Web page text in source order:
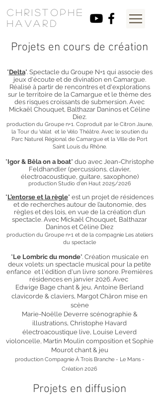
Christophe
HavarD
Projets en cours de création
"Delta". Spectacle du Groupe N+1 qui associe des
jeux d'écoute et de divination en Camargue.
Réalisé à partir de rencontres et d'explorations
sur le territoire de la Camargue et le thème des
des risques croissants de submersion. Avec
Mickaël Chouquet, Balthazar Daninos et Céline
Diez.
production du Groupe n+1. Coproduit par le Citron Jaune,
la Tour du Valat et le Vélo Théâtre. Avec le soutien du
Parc Naturel Régional de Camargue et la Ville de Port
Saint Louis du Rhône.
"Igor & Bêla on a boat" duo avec Jean-Christophe
Feldhandler (percussions, clavier,
électroacoustique, guitare, saxophone)
production Studio d'en Haut 2025/2026
​"L’entorse et la règle" est un projet de résidences
et de recherches autour de l’autonomie, des
règles et des lois, en vue de la création d’un
spectacle. Avec Mickaël Chouquet, Balthazar
Daninos et Céline Diez
production du Groupe n+1 et de la compagnie Les ateliers
du spectacle
"Le Lombric du monde". Création musicale en
deux volets: un spectacle musical pour la petite
enfance et l'édition d'un livre sonore. Premières
résidences en janvier 2026. Avec
Edwige Bage chant & jeu, Antoine Berland
clavicorde & claviers, Margot Châron mise en
scène
Marie-Noëlle Deverre scénographie &
illustrations, Christophe Havard
électroacoustique live, Louise Leverd
violoncelle, Martin Moulin composition et Sophie
Mourot chant & jeu
production Compagnie À Trois Branche - Le Mans -
Création 2026
Projets en diffusion